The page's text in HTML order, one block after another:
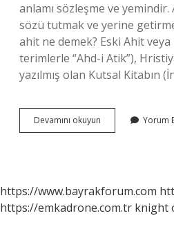
anlamı sözleşme ve
sözü tutmak ve yerine
ahit ne demek? Eski Ahit
terimlerle “Ahd-i Atik”),
yazılmış olan Kutsal Kitabın
Devamını okuyun
Zaman
Yorum
https://www.bayrakforum.com
https://emkadrone.com.tr knight